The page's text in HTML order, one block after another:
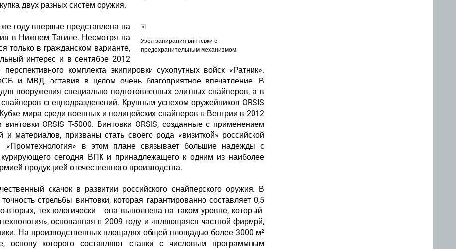
двух разных систем оружия.
Узел запирания винтовки с
предохранительным механизмом.
году впервые представлена на
в Нижнем Тагиле. Несмотря на
только в гражданском варианте,
интерес и в сентябре 2012
комплекта экипировки сухопутных войск «Ратник».
и МВД, оставив в целом очень благоприятное впечатление. В
вооружения специально подготовленных элитных снайперов, а в
спецподразделений. Крупным успехом оружейников ORSIS
мира среди военных и полицейских снайперов в Венгрии в 2012
ORSIS T-5000. Винтовки ORSIS, созданные с применением
и материалов, призваны стать своего рода «визиткой» российской
«Промтехнология» в этом плане связывает большие надежды с
сегодня ВПК и принадлежащего к одним из наиболее
продукцией отечественного производства.
скачок в развитии российского снайперского оружия. В
стрельбы винтовки, которая гарантированно составляет 0,5
технологически она выполнена на таком уровне, который
основанная в 2009 году и являющаяся частной фирмрй,
На производственных площадях общей площадью более 3000 м²
основу которого составляют станки с числовым программным